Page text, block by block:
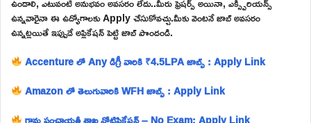
ఉన్నవారైనా ఈ ఉద్యోగాలకు Apply చేసుకోవచ్చు.మీకు వెంటనే జాబ్ అవసరం
ఉన్నట్లయితే ఇప్పుడే అప్లికేషన్ పెట్టి జాబ్ పొందండి.
Accenture లో Any డిగ్రీ వారికి ₹4.5LPA జాబ్స్ : Apply Link
Amazon లో తెలుగువారికి WFH జాబ్స్ : Apply Link